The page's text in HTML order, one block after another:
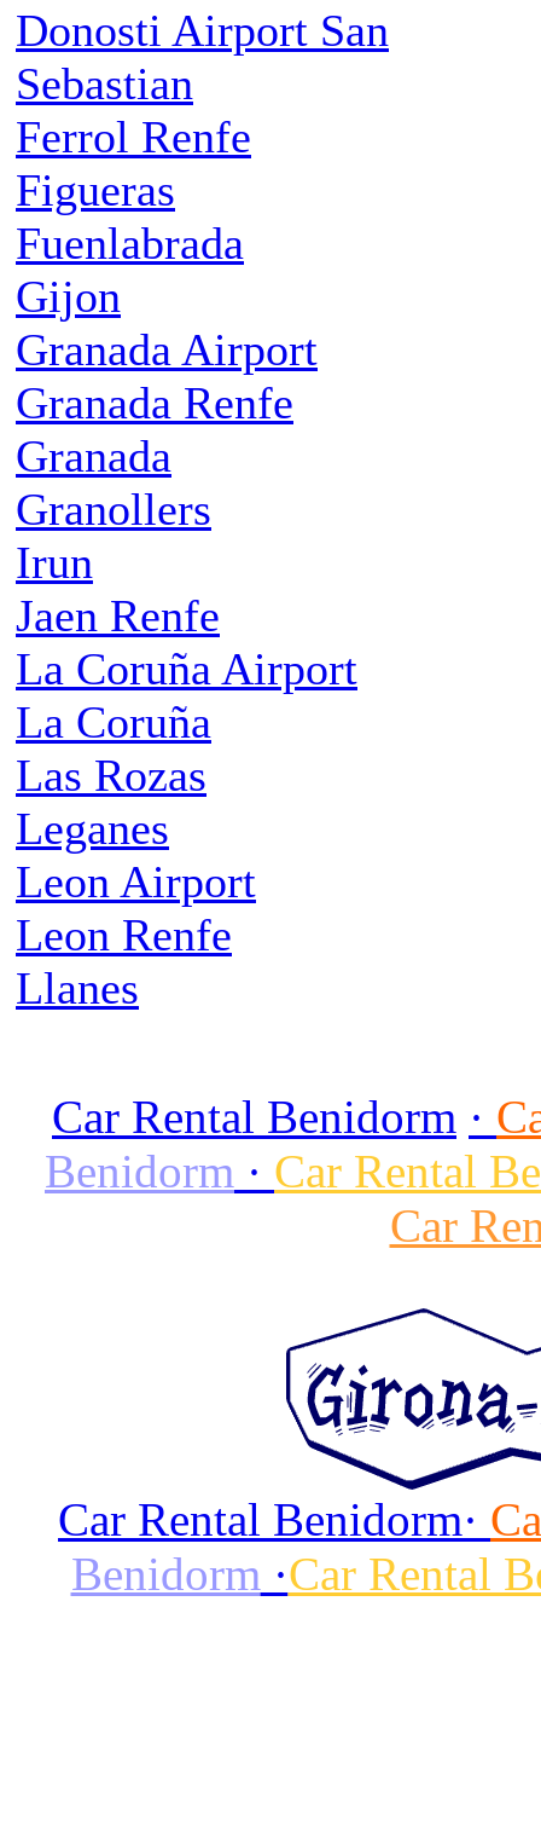
Donosti Airport San
Sebastian
Ferrol Renfe
Figueras
Fuenlabrada
Gijon
Granada Airport
Granada Renfe
Granada
Granollers
Irun
Jaen Renfe
La Coruña Airport
La Coruña
Las Rozas
Leganes
Leon Airport
Leon Renfe
Llanes
Car Rental Benidorm ·
Benidorm · Car Rental
Car
Car Rental Benidorm·
Benidorm ·Car Rental